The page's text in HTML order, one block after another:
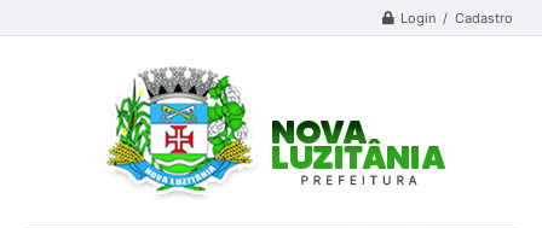
Login / Cadastro